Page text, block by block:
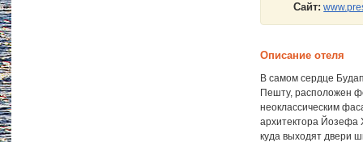
Сайт:
Описание отеля
В самом сердце
Пешту, расположен
неоклассическим
архитектора Йозефа
куда выходят двери